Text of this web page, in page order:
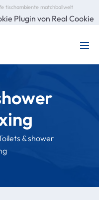
tischambiente matchballwelt
& shower
Plugin von Real Cookie